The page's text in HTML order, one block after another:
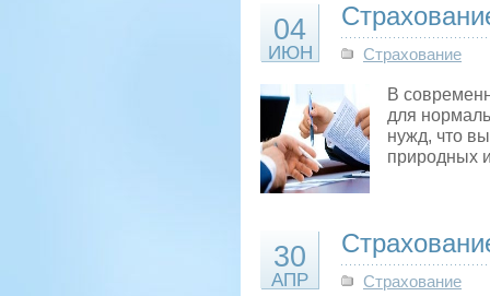
04
ИЮН Страхование
В
для
нужд, что
природных
30
АПР Страхование